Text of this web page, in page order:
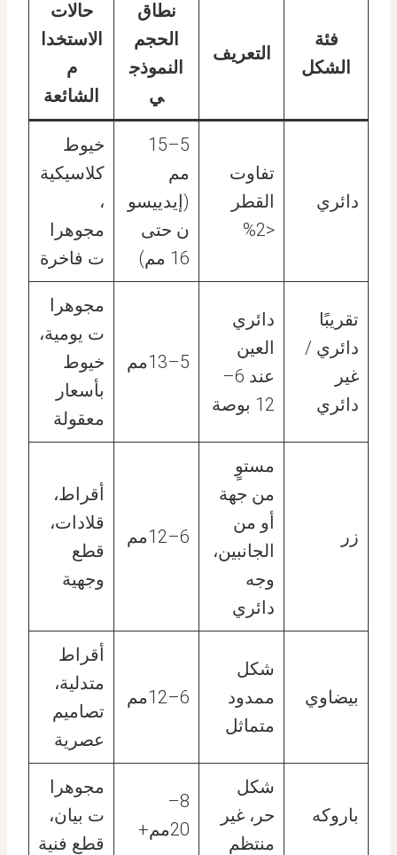
فئة
الشكل
التعريف
نطاق
الحجم
النموذج
ي
حالات
الاستخدا
م
الشائعة
دائري
تفاوت
القطر
<2%
5–15
مم
(إيدييسو
ن حتى
16 مم)
خيوط
كلاسيكية
،
مجوهرا
ت فاخرة
تقريبًا
دائري /
غير
دائري
دائري
العين
عند 6–
12 بوصة
5–13مم
مجوهرا
ت يومية،
خيوط
بأسعار
معقولة
زر
مستوٍ
من جهة
أو من
الجانبين،
وجه
دائري
6–12مم
أقراط،
قلادات،
قطع
وجهية
بيضاوي
شكل
ممدود
متماثل
6–12مم
أقراط
متدلية،
تصاميم
عصرية
باروكه
شكل
حر، غير
منتظم
8–
20مم+
مجوهرا
ت بيان،
قطع فنية